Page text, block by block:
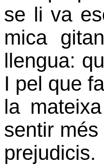
se li va
mica
llengua:
I pel que
la
sentir
prejudicis.